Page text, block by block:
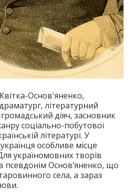
Основ'яненко,
літературний
діяч, засновник
соціально-побутової
літературі. У
особливе місце
україномовних творів
псевдонім Основ’яненко, що
села, а зараз